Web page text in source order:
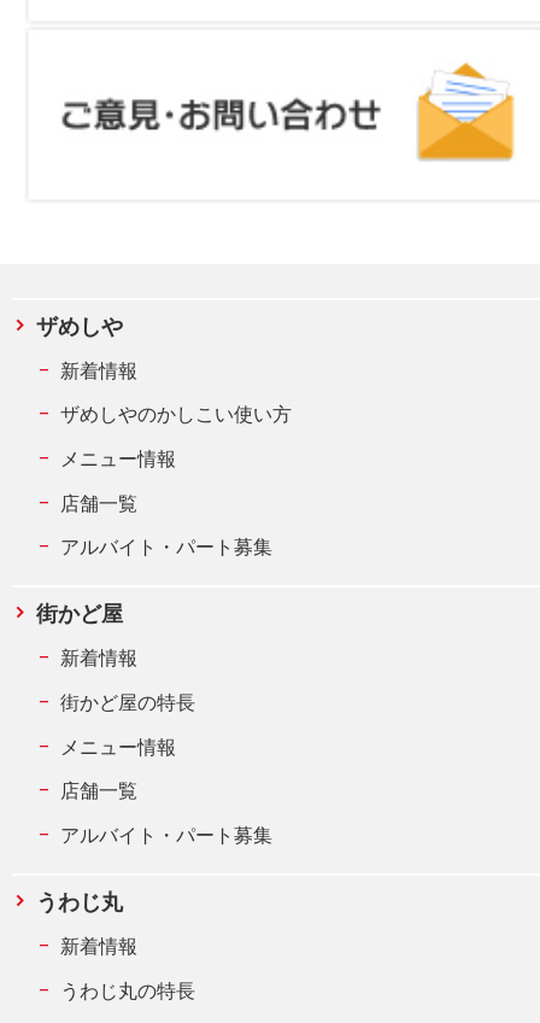
ザめしや
新着情報
ザめしやのかしこい使い方
メニュー情報
店舗一覧
アルバイト・パート募集
街かど屋
新着情報
街かど屋の特長
メニュー情報
店舗一覧
アルバイト・パート募集
うわじ丸
新着情報
うわじ丸の特長